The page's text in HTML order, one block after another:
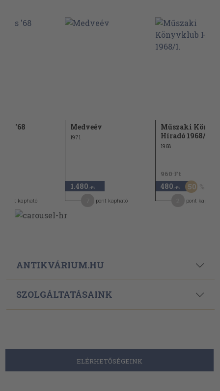
'68
pont kapható
Medveév
1971
1.480 ,-Ft
pont kapható
Műszaki
Híradó 1968/1.
1968
960 Ft
480 ,-Ft 50
pont kapható
ANTIKVÁRIUM.HU
SZOLGÁLTATÁSAINK
ELÉRHETŐSÉGEINK